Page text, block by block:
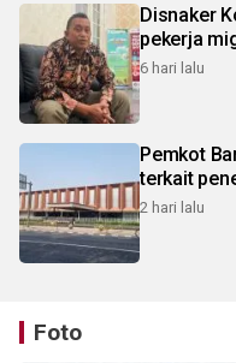
Disnaker
pekerja
6 hari lalu
Pemkot
terkait
2 hari lalu
Foto